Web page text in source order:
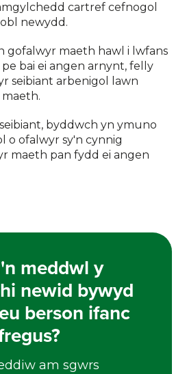
cartref cefnogol
newydd.
gofalwyr maeth hawl i lwfans
bai ei angen arnynt, felly
seibiant arbenigol lawn
byddwch yn ymuno
o ofalwyr sy'n cynnig
maeth pan fydd ei angen
meddwl y
newid bywyd
berson ifanc
am sgwrs